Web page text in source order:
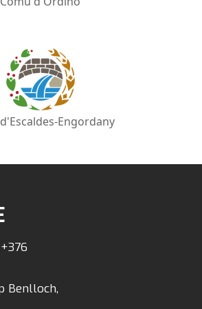
Engordany
Benlloch,